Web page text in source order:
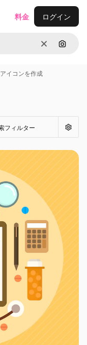
消去 画像で
料金 ログイン
イコンを作成
フィルター